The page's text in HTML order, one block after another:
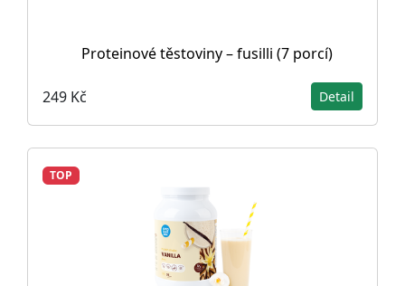
Proteinové těstoviny – fusilli (7 porcí)
249 Kč Detail
TOP